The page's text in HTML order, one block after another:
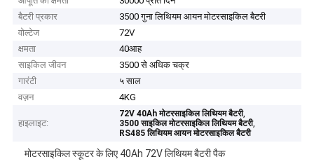
बैटरी प्रकार
3500 गुना लिथियम आयन मोटरसाइकिल बैटरी
वोल्टेज
72V
क्षमता
40आह
साइकिल जीवन
3500 से अधिक चक्र
गारंटी
५ साल
वज़न
4KG
हाइलाइट:
72V 40Ah मोटरसाइकिल लिथियम बैटरी,
3500 साइकिल मोटरसाइकिल लिथियम बैटरी,
RS485 लिथियम आयन मोटरसाइकिल बैटरी
मोटरसाइकिल स्कूटर के लिए 40Ah 72V लिथियम बैटरी पैक